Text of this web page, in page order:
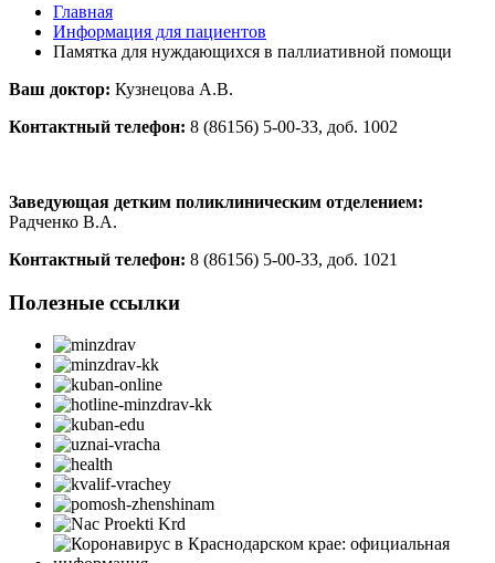
Главная
Информация для пациентов
Памятка для нуждающихся в паллиативной помощи
Ваш доктор: Кузнецова А.В.
Контактный телефон: 8 (86156) 5-00-33, доб. 1002
Заведующая детким поликлиническим отделением:
Радченко В.А.
Контактный телефон: 8 (86156) 5-00-33, доб. 1021
Полезные ссылки